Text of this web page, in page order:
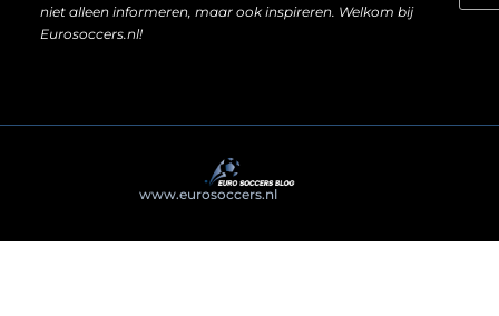
niet alleen informeren, maar ook inspireren. Welkom bij
Eurosoccers.nl!
www.eurosoccers.nl. All Right Reserved.